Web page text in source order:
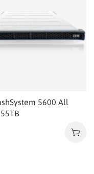
5600 All